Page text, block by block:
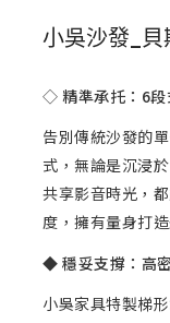
小吳沙發_貝
◇ 精準承托：6
告別傳統沙發的
式，無論是沉浸
共享影音時光，
度，擁有量身打
◆ 穩妥支撐：高
小吳家具特製梯